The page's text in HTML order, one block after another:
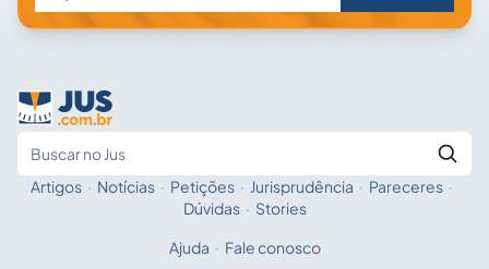
Fale com a IA
Artigos · Notícias · Petições · Jurisprudência · Pareceres ·
Dúvidas · Stories
Ajuda · Fale conosco